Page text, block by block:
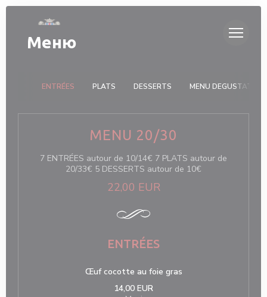
Панель управления cookies
Меню
MENU 20/30
7 ENTRÉES autour de 10/14€ 7 PLATS autour de
20/33€ 5 DESSERTS autour de 10€
22,00 EUR
ENTRÉES
Œuf cocotte au foie gras
14,00 EUR
ENTRÉES PLATS DESSERTS MENU DEGUSTATION